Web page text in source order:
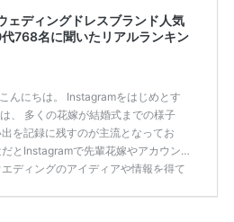
ェディングドレスブランド人気
768名に聞いたリアルランキン
んにちは。 Instagramをはじめとす
、 多くの花嫁が結婚式までの様子
を記録に残すのが主流となってお
だとInstagramで先輩花嫁やアカウン
エディングのアイディアや情報を得て